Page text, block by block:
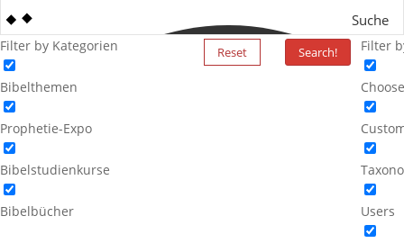
Suche
Filter by Kategorien
Bibelthemen
Prophetie-Expo
Bibelstudienkurse
Bibelbücher
Reset Search! Filter
Users